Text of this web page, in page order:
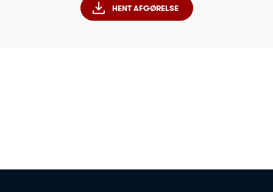
HENT AFGØRELSE